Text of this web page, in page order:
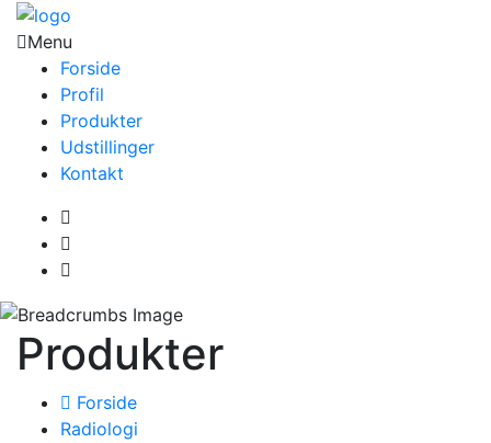
Menu
Forside
Profil
Produkter
Udstillinger
Kontakt
Produkter
Forside
Radiologi